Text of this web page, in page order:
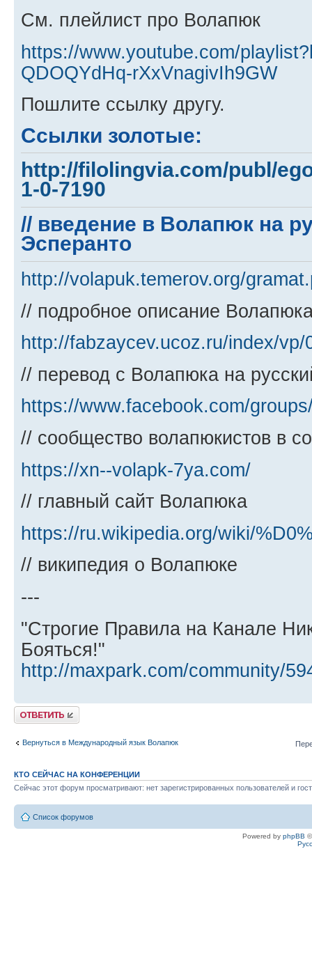
См. плейлист про Волапюк
https://www.youtube.com/
QDOQYdHq-rXxVnagivIh9GW
Пошлите ссылку другу.
Ссылки золотые:
http://filolingvia.com/publ/
1-0-7190
// введение в Волапюк на
Эсперанто
http://volapuk.temerov.org/
// подробное описание
http://fabzaycev.ucoz.ru/index/vp/
// перевод с Волапюка на
https://www.facebook.com/
// сообщество волапюкистов в
https://xn--volapk-7ya.com/
// главный сайт Волапюка
https://ru.wikipedia.org/wiki/
// википедия о Волапюке
---
"Строгие Правила на Канале
Бояться!"
http://maxpark.com/community/
Ответить
Вернуться в Международный язык Волапюк
КТО СЕЙЧАС НА КОНФЕРЕНЦИИ
Сейчас этот форум просматривают: нет зарегистрированных пользователей и
Список форумов
Powered by phpBB